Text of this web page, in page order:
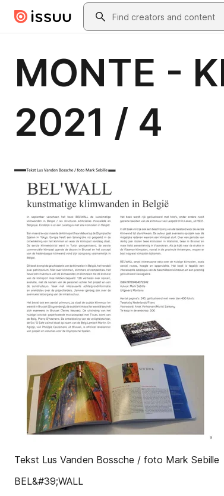
Skip to main contentSearch
MONTE -
2021 / 4
Tekst Lus Vanden Bossche / foto Mark Sebille
BEL&#39;WALL